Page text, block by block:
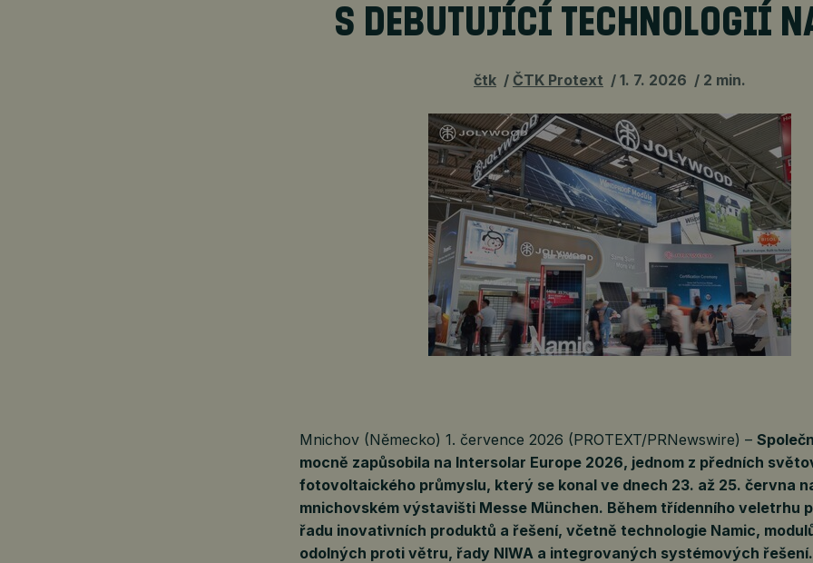
S DEBUTUJÍCÍ TECHNOLOGIÍ
čtk ČTK Protext 1. 7. 2026 2 min.
Mnichov (Německo) 1. července 2026 (PROTEXT/PRNewswire) –
mocně zapůsobila na Intersolar Europe 2026, jednom z předních
fotovoltaického průmyslu, který se konal ve dnech 23. až 25. června
mnichovském výstavišti Messe München. Během třídenního veletrhu
řadu inovativních produktů a řešení, včetně technologie Namic,
odolných proti větru, řady NIWA a integrovaných systémových